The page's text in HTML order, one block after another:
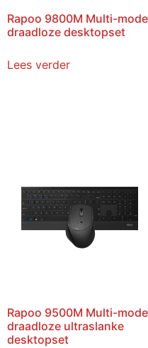
Rapoo 9800M Multi-mode
draadloze desktopset
Lees verder
Rapoo 9500M Multi-mode
draadloze ultraslanke
desktopset